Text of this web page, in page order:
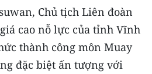
phía Bắc
Chủ tịch Liên đoàn
cao nỗ lực của tỉnh Vĩnh
thành công môn Muay
đặc biệt ấn tượng với